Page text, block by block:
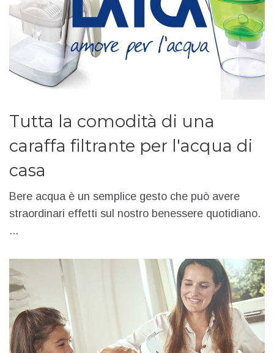
Tutta la comodità di una
caraffa filtrante per l'acqua di
casa
Bere acqua è un semplice gesto che può avere
straordinari effetti sul nostro benessere quotidiano.
...